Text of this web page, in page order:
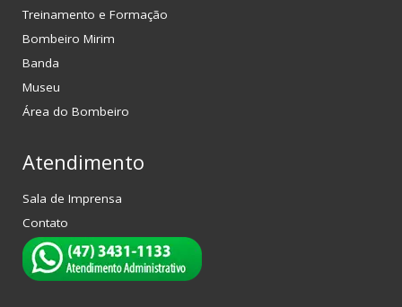
Treinamento e Formação
Bombeiro Mirim
Banda
Museu
Área do Bombeiro
Atendimento
Sala de Imprensa
Contato